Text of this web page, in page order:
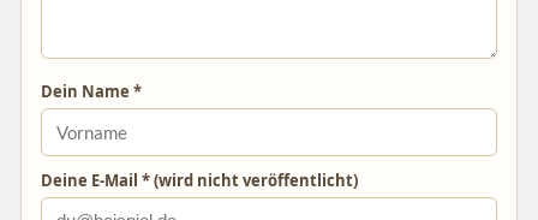
Dein Name *
Deine E-Mail * (wird nicht veröffentlicht)